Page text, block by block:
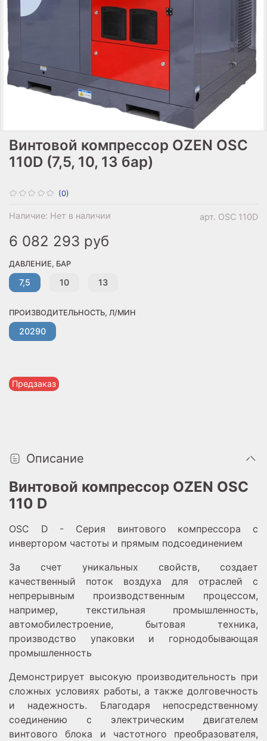
(0)
арт. OSC 110D
Наличие: Нет в наличии
Предзаказ
Винтовой компрессор OZEN OSC
110D (7,5, 10, 13 бар)
6 082 293 руб
ДАВЛЕНИЕ, БАР
7,5 10 13
ПРОИЗВОДИТЕЛЬНОСТЬ, Л/МИН
20290
Описание
Винтовой компрессор OZEN OSC
110 D
OSC D - Серия винтового компрессора с
инвертором частоты и прямым подсоединением
За счет уникальных свойств, создает
качественный поток воздуха для отраслей с
непрерывным производственным процессом,
например, текстильная промышленность,
автомобилестроение, бытовая техника,
производство упаковки и горнодобывающая
промышленность
Демонстрирует высокую производительность при
сложных условиях работы, а также долговечность
и надежность. Благодаря непосредственному
соединению с электрическим двигателем
винтового блока и частотного преобразователя,